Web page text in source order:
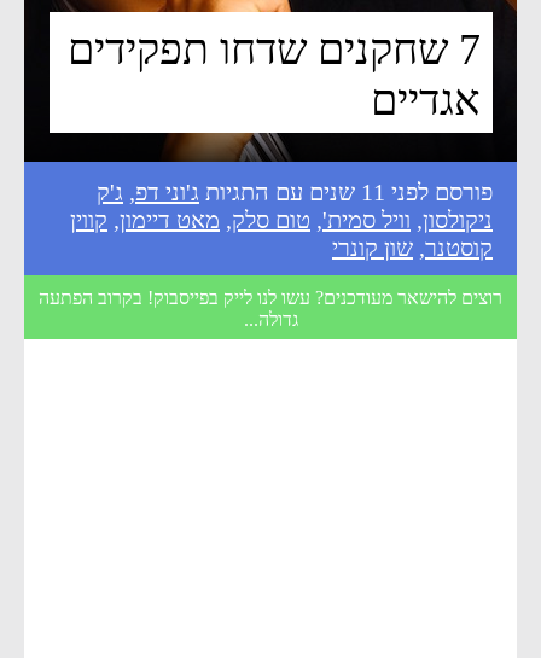
7 שחקנים שדחו תפקידים
אגדיים
פורסם לפני 11 שנים עם התגיות ג'וני דפ, ג'ק
ניקולסון, וויל סמית', טום סלק, מאט דיימון, קווין
קוסטנר, שון קונרי
רוצים להישאר מעודכנים? עשו לנו לייק בפייסבוק! בקרוב הפתעה
גדולה...